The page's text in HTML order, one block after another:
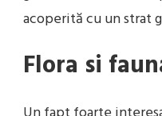
acoperită cu un strat
Flora si